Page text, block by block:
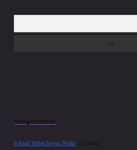
Son yorumlar
6 Sınıf Terim Sayısı Nedir için
admin